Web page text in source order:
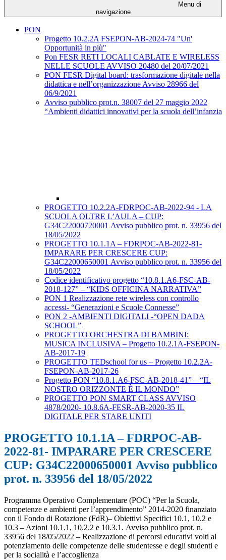
Menu di
navigazione
PON
Progetto 10.2.2A FSEPON-AB-2024-74 "Un'
Opportunità in più"
Pon FESR RETI LOCALI CABLATE E WIRELESS
NELLE SCUOLE AVVISO 20480 del 20/07/2021
PON FESR Digital board: trasformazione digitale nella
didattica e nell’organizzazione Avviso 28966 del
06/9/2021
Avviso pubblico prot.n. 38007 del 27 maggio 2022
“Ambienti didattici innovativi per la scuola dell’infanzia
PROGETTO 10.2.2A-FDRPOC-AB-2022-94 - LA
SCUOLA OLTRE L’AULA – CUP:
G34C22000720001 Avviso pubblico prot. n. 33956 del
18/05/2022
PROGETTO 10.1.1A – FDRPOC-AB-2022-81-
IMPARARE PER CRESCERE CUP:
G34C22000650001 Avviso pubblico prot. n. 33956 del
18/05/2022
Codice identificativo progetto “10.8.1.A6-FSC-AB-
2018-127” – “KIDS OFFICINA NARRATIVA”
PON 1 Realizzazione rete wireless con controllo
accessi- “Generazioni e Scuole Connesse”
PON 2 -AMBIENTI DIGITALI -“OPEN DADA
SCHOOL”
PROGETTO ORCHESTRA DI BAMBINI:
MUSICA INCLUSIVA – Progetto 10.2.1A-FSEPON-
AB-2017-19
PROGETTO TEDschool for us – Progetto 10.2.2A-
FSEPON-AB-2017-26
Progetto PON “10.8.1.A6-FSC-AB-2018-41” – “IL
NOSTRO ORIZZONTE È IL MONDO”
PROGETTO PON SMART CLASS AVVISO
4878/2020- 10.8.6A-FESR-AB-2020-35 IL
DIGITALE PER STARE UNITI
PROGETTO 10.1.1A – FDRPOC-AB-
2022-81- IMPARARE PER CRESCERE
CUP: G34C22000650001 Avviso pubblico
prot. n. 33956 del 18/05/2022
Programma Operativo Complementare (POC) “Per la Scuola,
competenze e ambienti per l’apprendimento” 2014-2020 finanziato
con il Fondo di Rotazione (FdR)– Obiettivi Specifici 10.1, 10.2 e
10.3 – Azioni 10.1.1, 10.2.2 e 10.3.1. Avviso pubblico prot. n.
33956 del 18/05/2022 – Realizzazione di percorsi educativi volti al
potenziamento delle competenze delle studentesse e degli studenti e
per la socialità e l’accoglienza